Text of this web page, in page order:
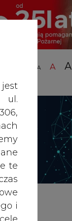
A A A
ul.
te
i